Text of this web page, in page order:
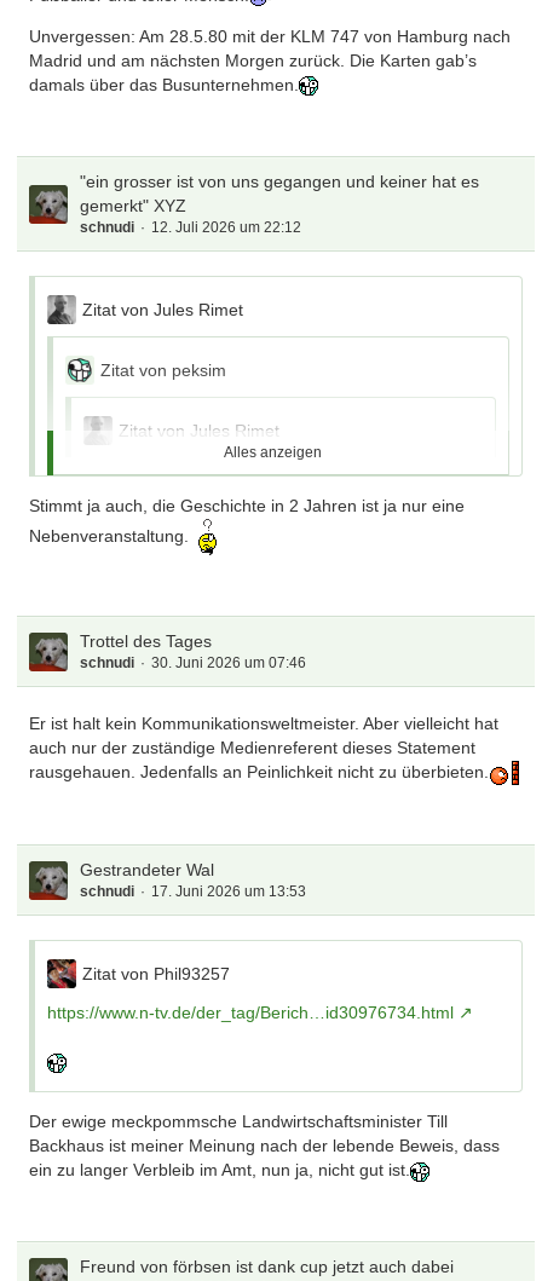
Unvergessen: Am 28.5.80 mit der KLM 747 von Hamburg nach
Madrid und am nächsten Morgen zurück. Die Karten gab’s
damals über das Busunternehmen.
"ein grosser ist von uns gegangen und keiner hat es
gemerkt" XYZ
schnudi 12. Juli 2026 um 22:12
Zitat von Jules Rimet
Zitat von peksim
Zitat von Jules Rimet
ach so ... deswegen bist du untergetaucht
Grundstück und so .
Nach 2 Wochen Mexiko ist einiges wieder zu erledigen .
werden .
Fred dazu wird natürlich schon bald eröffnet .
Alles anzeigen
Stimmt ja auch, die Geschichte in 2 Jahren ist ja nur eine
Nebenveranstaltung.
Trottel des Tages
schnudi 30. Juni 2026 um 07:46
Er ist halt kein Kommunikationsweltmeister. Aber vielleicht hat
auch nur der zuständige Medienreferent dieses Statement
rausgehauen. Jedenfalls an Peinlichkeit nicht zu überbieten.
Gestrandeter Wal
schnudi 17. Juni 2026 um 13:53
Zitat von Phil93257
https://www.n-tv.de/der_tag/Berich…id30976734.html
Der ewige meckpommsche Landwirtschaftsminister Till
Backhaus ist meiner Meinung nach der lebende Beweis, dass
ein zu langer Verbleib im Amt, nun ja, nicht gut ist.
Freund von förbsen ist dank cup jetzt auch dabei